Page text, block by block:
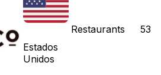
Estados
Unidos
Restaurants 53